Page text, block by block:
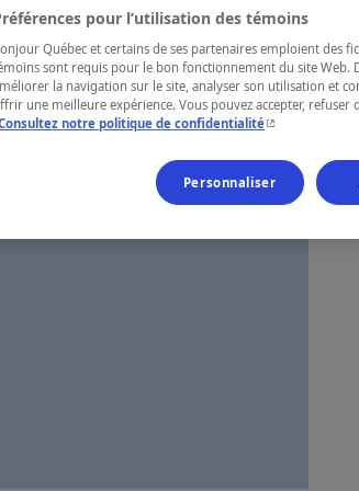
pour l’utilisation des témoins
Québec et certains de ses partenaires emploient des
sont requis pour le bon fonctionnement du site Web.
la navigation sur le site, analyser son utilisation et
une meilleure expérience. Vous pouvez accepter,
notre politique de confidentialité- Cet hyperlien
Personnaliser